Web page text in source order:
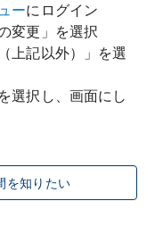
ーにログイン
変更」を選択
上記以外）」を選
選択し、画面にし
を知りたい